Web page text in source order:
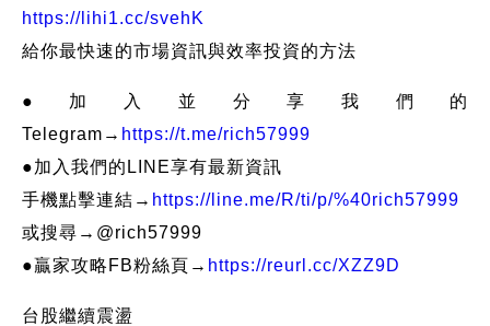
https://lihi1.cc/svehK
給你最快速的市場資訊與效率投資的方法
●加入並分享我們的
Telegram→ https://t.me/rich57999
●加入我們的LINE享有最新資訊
手機點擊連結→ https://line.me/R/ti/p/%40rich57999
或搜尋→@rich57999
●贏家攻略FB粉絲頁→ https://reurl.cc/XZZ9D
台股繼續震盪